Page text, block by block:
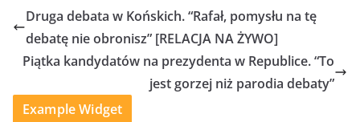
Druga debata w Końskich. “Rafał, pomysłu na tę
debatę nie obronisz” [RELACJA NA ŻYWO]
Piątka kandydatów na prezydenta w Republice. “To
jest gorzej niż parodia debaty”
Example Widget